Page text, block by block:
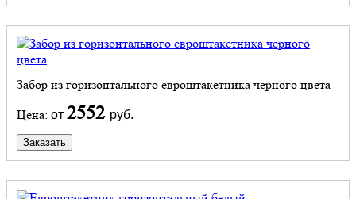
Забор из горизонтального евроштакетника черного цвета
Цена: от 2552 руб.
Заказать